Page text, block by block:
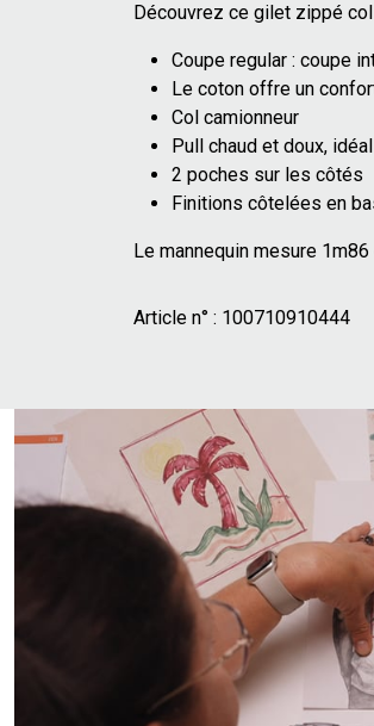
Découvrez ce gilet zippé
Coupe regular : coupe
Le coton offre un
Col camionneur
Pull chaud et doux,
2 poches sur les côtés
Finitions côtelées en
Le mannequin mesure
Article n° : 100710910444